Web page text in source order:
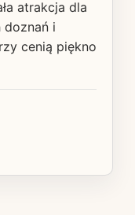
atrakcja dla
doznań i
cenią piękno